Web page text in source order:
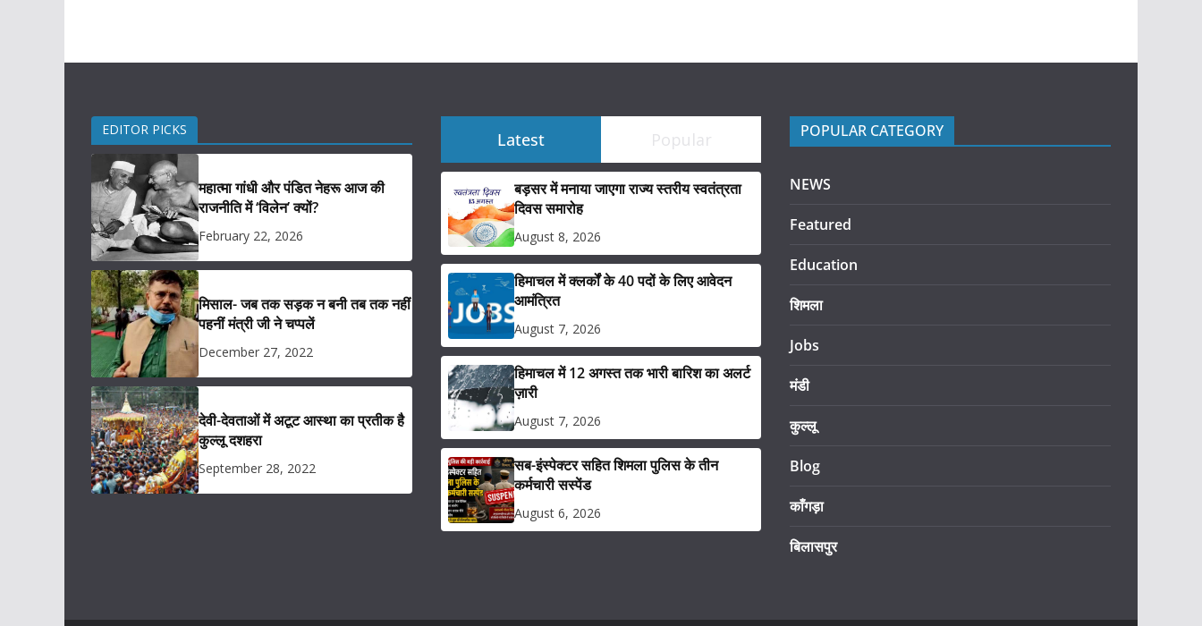
EDITOR PICKS
महात्मा गांधी और पंडित नेहरू आज की
राजनीति में ‘विलेन’ क्यों?
February 22, 2026
मिसाल- जब तक सड़क न बनी तब तक नहीं
पहनीं मंत्री जी ने चप्पलें
December 27, 2022
देवी-देवताओं में अटूट आस्था का प्रतीक है
कुल्लू दशहरा
September 28, 2022
Latest Popular
बड़सर में मनाया जाएगा राज्य स्तरीय स्वतंत्रता
दिवस समारोह
August 8, 2026
हिमाचल में क्लर्कों के 40 पदों के लिए आवेदन
आमंत्रित
August 7, 2026
हिमाचल में 12 अगस्त तक भारी बारिश का अलर्ट
ज़ारी
August 7, 2026
सब-इंस्पेक्टर सहित शिमला पुलिस के तीन
कर्मचारी सस्पेंड
August 6, 2026
POPULAR CATEGORY
NEWS
Featured
Education
शिमला
Jobs
मंडी
कुल्लू
Blog
काँगड़ा
बिलासपुर